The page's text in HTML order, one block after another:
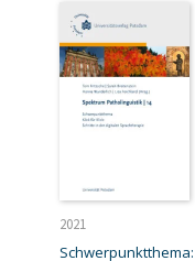
2021
Schwerpunktthema: